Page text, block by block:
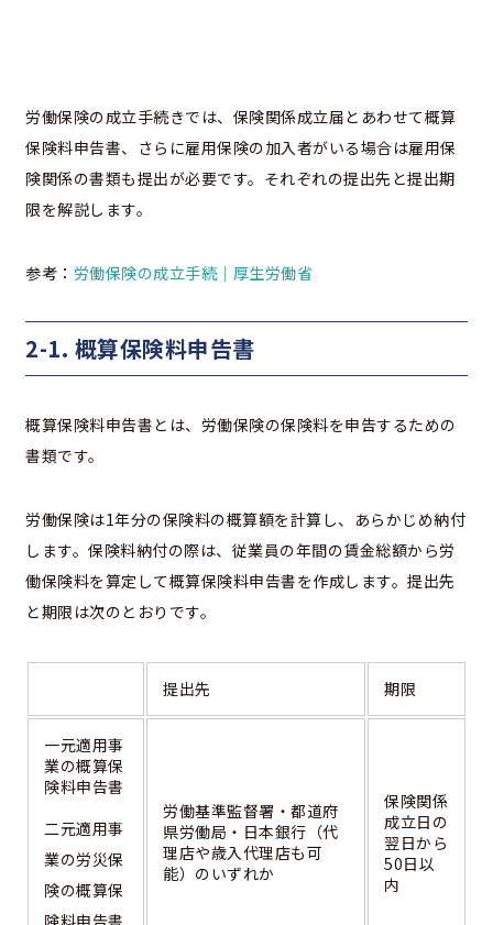
労働保険の成立手続きでは、保険関係成立届とあわせて概算
保険料申告書、さらに雇用保険の加入者がいる場合は雇用保
険関係の書類も提出が必要です。それぞれの提出先と提出期
限を解説します。
参考： 労働保険の成立手続｜厚生労働省
2-1. 概算保険料申告書
概算保険料申告書とは、労働保険の保険料を申告するための
書類です。
労働保険は1年分の保険料の概算額を計算し、あらかじめ納付
します。保険料納付の際は、従業員の年間の賃金総額から労
働保険料を算定して概算保険料申告書を作成します。提出先
と期限は次のとおりです。
提出先 期限
一元適用事
業の概算保
険料申告書
二元適用事
業の労災保
険の概算保
険料申告書
労働基準監督署・都道府
県労働局・日本銀行（代
理店や歳入代理店も可
能）のいずれか
保険関係
成立日の
翌日から
50日以
内